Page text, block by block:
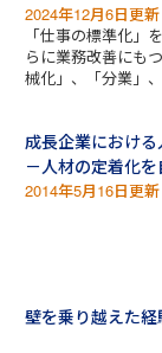
2024年12月6日更新
「仕事の標準化」
らに業務改善にも
械化」、「分業」
成長企業におけ
－人材の定着化
先決－
2014年5月16日更新
壁を乗り越えた